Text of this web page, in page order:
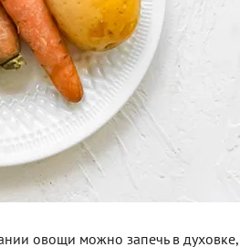
овощи можно запечь в